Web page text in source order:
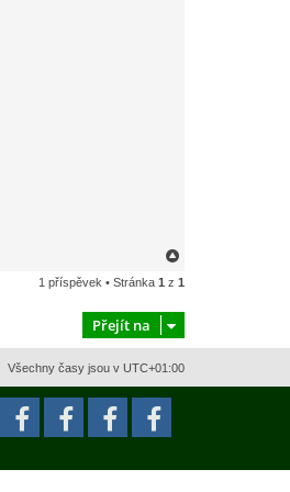
h
r
1 příspěvek • Stránka 1 z 1
Přejít na
Všechny časy jsou v UTC+01:00